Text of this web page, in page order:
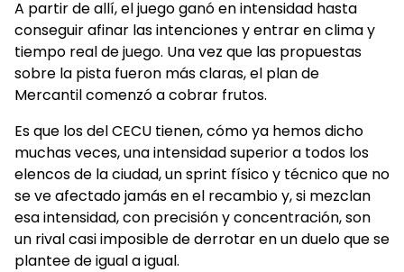
A partir de allí, el juego ganó en intensidad hasta
conseguir afinar las intenciones y entrar en clima y
tiempo real de juego. Una vez que las propuestas
sobre la pista fueron más claras, el plan de
Mercantil comenzó a cobrar frutos.
Es que los del CECU tienen, cómo ya hemos dicho
muchas veces, una intensidad superior a todos los
elencos de la ciudad, un sprint físico y técnico que no
se ve afectado jamás en el recambio y, si mezclan
esa intensidad, con precisión y concentración, son
un rival casi imposible de derrotar en un duelo que se
plantee de igual a igual.